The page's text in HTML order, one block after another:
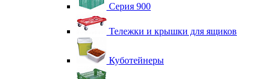
Серия 900
Тележки и крышки для ящиков
Куботейнеры